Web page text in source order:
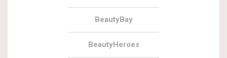
BeautyBay
BeautyHeroes